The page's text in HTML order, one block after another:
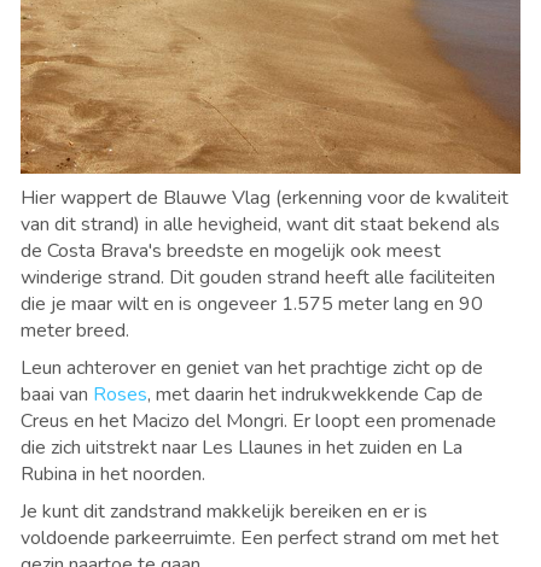
Hier wappert de Blauwe Vlag (erkenning voor de kwaliteit
van dit strand) in alle hevigheid, want dit staat bekend als
de Costa Brava's breedste en mogelijk ook meest
winderige strand. Dit gouden strand heeft alle faciliteiten
die je maar wilt en is ongeveer 1.575 meter lang en 90
meter breed.
Leun achterover en geniet van het prachtige zicht op de
baai van Roses, met daarin het indrukwekkende Cap de
Creus en het Macizo del Mongri. Er loopt een promenade
die zich uitstrekt naar Les Llaunes in het zuiden en La
Rubina in het noorden.
Je kunt dit zandstrand makkelijk bereiken en er is
voldoende parkeerruimte. Een perfect strand om met het